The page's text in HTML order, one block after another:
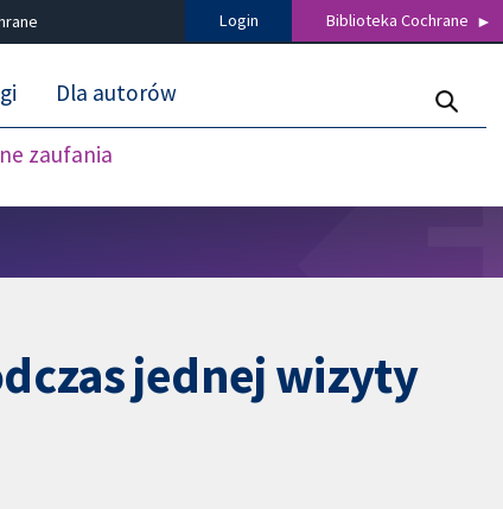
Login Biblioteka Cochrane
zaufania
Dla autorów
jednej wizyty